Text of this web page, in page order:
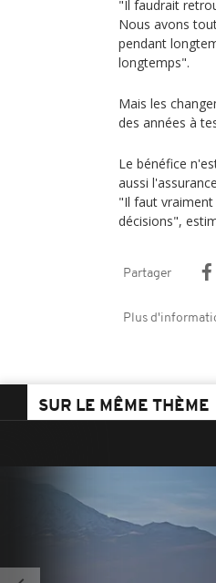
"Il faudrait
Nous avons
pendant
longtemps".
Mais les
des années à
Le bénéfice
aussi
"Il faut
décisions",
Partager
Plus
SUR LE MÊME THÈME